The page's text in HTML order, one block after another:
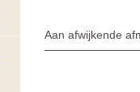
Aan afwijkende